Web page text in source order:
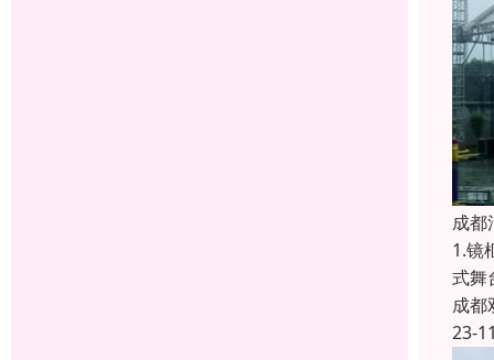
成都
1.镜
式舞
成都
23-